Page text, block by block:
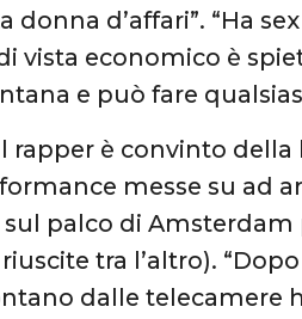
donna d’affari”. “Ha
vista economico è
e può fare
rapper è convinto
messe su ad
palco di Amsterdam
tra l’altro).
dalle telecamere